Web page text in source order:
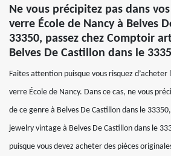
Ne vous précipitez pas dans
verre École de Nancy à Belves
33350, passez chez Comptoir
Belves De Castillon dans le
Faites attention puisque vous risquez d’acheter
verre École de Nancy. Dans ce cas, ne vous
de ce genre à Belves De Castillon dans le
jewelry vintage à Belves De Castillon dans le
puisque vous devez acheter des pièces